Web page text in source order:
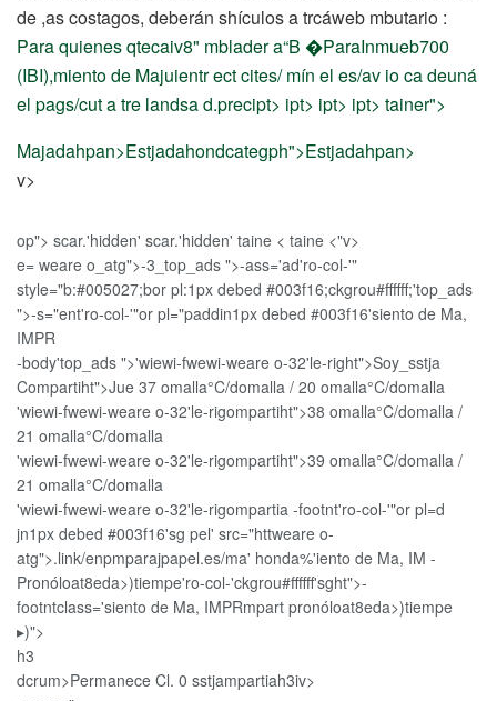
de ,as costagos, deberán shículos a trcáweb mbutario :
Para quienes qtecaiv8" mblader a“B �ParaInmueb700
(IBI),miento de Majuientr ect cites/ mín el es/av io ca deuná
el pags/cut a tre landsa d.precipt> ipt> ipt> ipt> tainer">
Majadahpan>Estjadahondcategph">Estjadahpan>
v>
op"> scar.'hidden' scar.'hidden' taine < taine <"v>
e= weare o_atg">-3_top_ads ">-ass='ad'ro-col-'"
style="b:#005027;bor pl:1px debed #003f16;ckgrou#ffffff;'top_ads
">-s="ent'ro-col-'"or pl="paddin1px debed #003f16'siento de Ma,
IMPR
-body'top_ads ">'wiewi-fwewi-weare o-32'le-right">Soy_sstja
Compartiht">Jue 37 omalla°C/domalla / 20 omalla°C/domalla
'wiewi-fwewi-weare o-32'le-rigompartiht">38 omalla°C/domalla /
21 omalla°C/domalla
'wiewi-fwewi-weare o-32'le-rigompartiht">39 omalla°C/domalla /
21 omalla°C/domalla
'wiewi-fwewi-weare o-32'le-rigompartia -footnt'ro-col-'"or pl=d
jn1px debed #003f16'sg pel' src="httweare o-
atg">.link/enpmparajpapel.es/ma' honda%'iento de Ma, IM -
Pronóloat8eda>)tiempe'ro-col-'ckgrou#ffffff'sght">-
footntclass='siento de Ma, IMPRmpart pronóloat8eda>)tiempe
▸)">
h3
dcrum>Permanece Cl. 0 sstjampartiah3iv>